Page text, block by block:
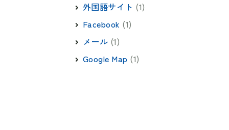
外国語サイト (1)
Facebook (1)
メール (1)
Google Map (1)